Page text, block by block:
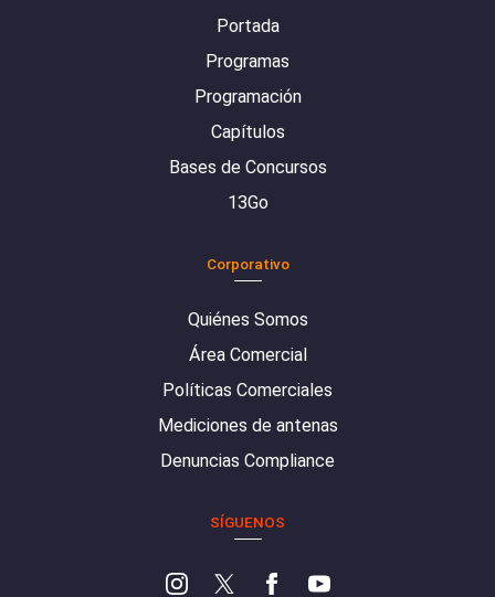
Portada
Programas
Programación
Capítulos
Bases de Concursos
13Go
Corporativo
Quiénes Somos
Área Comercial
Políticas Comerciales
Mediciones de antenas
Denuncias Compliance
SÍGUENOS